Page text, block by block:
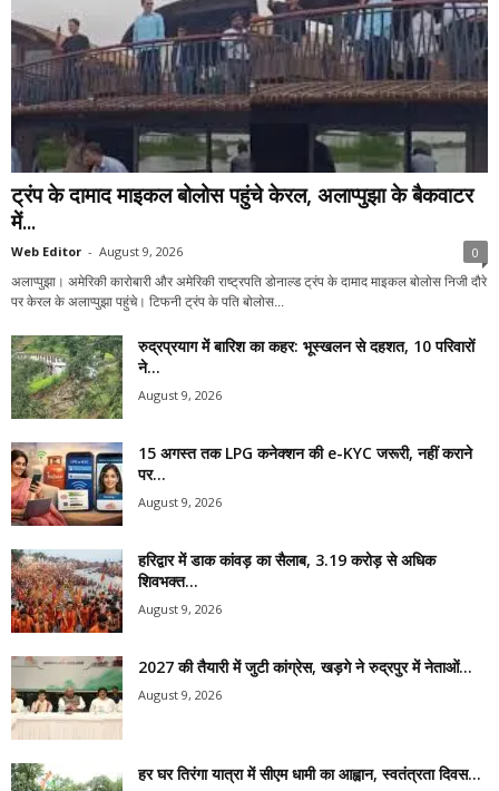
ट्रंप के दामाद माइकल बोलोस पहुंचे केरल, अलाप्पुझा के बैकवाटर
में...
Web Editor - August 9, 2026 0
अलाप्पुझा। अमेरिकी कारोबारी और अमेरिकी राष्ट्रपति डोनाल्ड ट्रंप के दामाद माइकल बोलोस निजी दौरे
पर केरल के अलाप्पुझा पहुंचे। टिफनी ट्रंप के पति बोलोस...
रुद्रप्रयाग में बारिश का कहर: भूस्खलन से दहशत, 10 परिवारों
ने...
August 9, 2026
15 अगस्त तक LPG कनेक्शन की e-KYC जरूरी, नहीं कराने
पर...
August 9, 2026
हरिद्वार में डाक कांवड़ का सैलाब, 3.19 करोड़ से अधिक
शिवभक्त...
August 9, 2026
2027 की तैयारी में जुटी कांग्रेस, खड़गे ने रुद्रपुर में नेताओं...
August 9, 2026
हर घर तिरंगा यात्रा में सीएम धामी का आह्वान, स्वतंत्रता दिवस...